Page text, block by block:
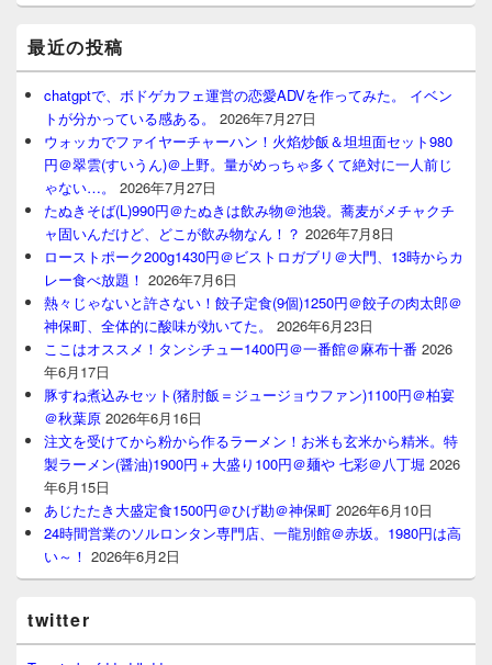
最近の投稿
chatgptで、ボドゲカフェ運営の恋愛ADVを作ってみた。 イベン
トが分かっている感ある。
2026年7月27日
ウォッカでファイヤーチャーハン！火焰炒飯＆坦坦面セット980
円＠翠雲(すいうん)＠上野。量がめっちゃ多くて絶対に一人前じ
ゃない…。
2026年7月27日
たぬきそば(L)990円＠たぬきは飲み物＠池袋。蕎麦がメチャクチ
ャ固いんだけど、どこが飲み物なん！？ 2026年7月8日
ローストポーク200g1430円＠ビストロガブリ＠大門、13時からカ
レー食べ放題！ 2026年7月6日
熱々じゃないと許さない！餃子定食(9個)1250円＠餃子の肉太郎＠
神保町、全体的に酸味が効いてた。
2026年6月23日
ここはオススメ！タンシチュー1400円＠一番館＠麻布十番 2026
年6月17日
豚すね煮込みセット(猪肘飯＝ジュージョウファン)1100円＠柏宴
＠秋葉原 2026年6月16日
注文を受けてから粉から作るラーメン！お米も玄米から精米。特
製ラーメン(醤油)1900円＋大盛り100円＠麺や 七彩＠八丁堀 2026
年6月15日
あじたたき大盛定食1500円＠ひげ勘＠神保町 2026年6月10日
24時間営業のソルロンタン専門店、一龍別館＠赤坂。1980円は高
い～！ 2026年6月2日
twitter